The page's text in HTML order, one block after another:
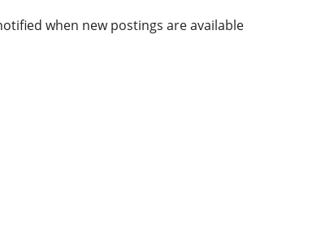
when new postings are available